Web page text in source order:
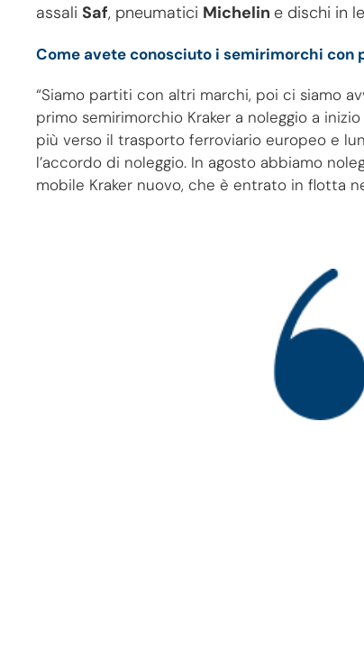
assali Saf, pneumatici Michelin e dischi in
Come avete conosciuto i semirimorchi con
“Siamo partiti con altri marchi, poi ci siamo
primo semirimorchio Kraker a noleggio a
più verso il trasporto ferroviario europeo e
l’accordo di noleggio. In agosto abbiamo
mobile Kraker nuovo, che è entrato in flotta